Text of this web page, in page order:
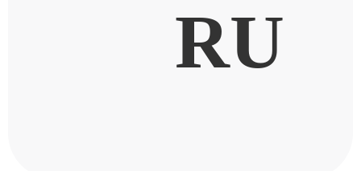
RU